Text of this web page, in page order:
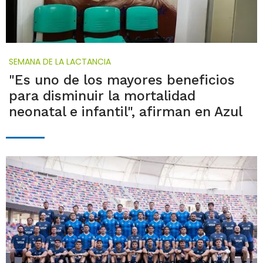
SEMANA DE LA LACTANCIA
"Es uno de los mayores beneficios
para disminuir la mortalidad
neonatal e infantil", afirman en Azul